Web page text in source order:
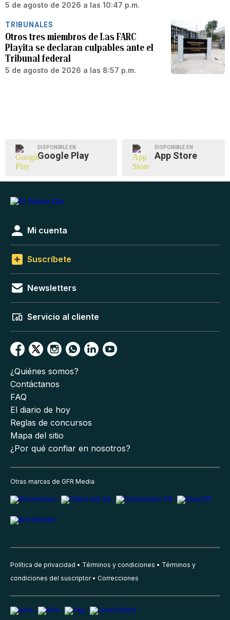
5 de agosto de 2026 a las 10:47 p.m.
TRIBUNALES
Otros tres miembros de Las FARC
Playita se declaran culpables ante el
Tribunal federal
5 de agosto de 2026 a las 8:57 p.m.
DISPONIBLE EN
Google Play
DISPONIBLE EN
App Store
Mi cuenta
Suscríbete
Newsletters
Servicio al cliente
¿Quiénes somos?
Contáctanos
FAQ
El diario de hoy
Reglas de concursos
Mapa del sitio
¿Por qué confiar en nosotros?
Otras marcas de GFR Media
Política de privacidad Términos y condiciones
Términos y
condiciones del suscriptor
Correcciones